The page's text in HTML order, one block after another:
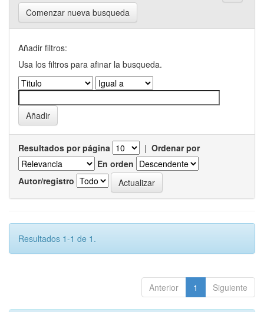
Comenzar nueva busqueda
Añadir filtros:
Usa los filtros para afinar la busqueda.
Resultados por página | Ordenar por
En orden
Autor/registro
Resultados 1-1 de 1.
Anterior 1 Siguiente